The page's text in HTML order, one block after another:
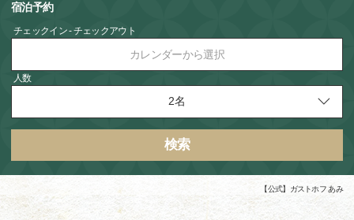
宿泊予約
チェックイン - チェックアウト
カレンダーから選択
人数
検索
【公式】ガストホフ あみ